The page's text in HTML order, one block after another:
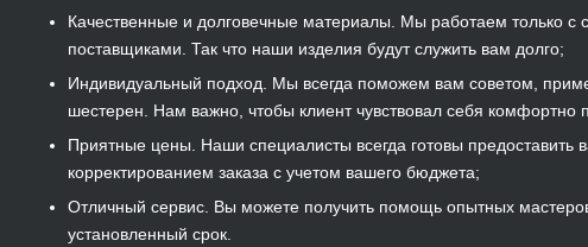
Качественные и долговечные материалы. Мы работаем только
поставщиками. Так что наши изделия будут служить вам долго;
Индивидуальный подход. Мы всегда поможем вам советом,
шестерен. Нам важно, чтобы клиент чувствовал себя
Приятные цены. Наши специалисты всегда готовы
корректированием заказа с учетом вашего бюджета;
Отличный сервис. Вы можете получить помощь опытных
установленный срок.